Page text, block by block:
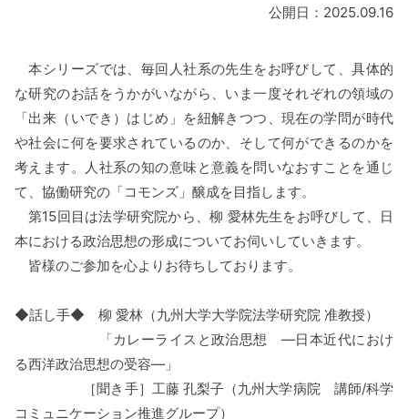
公開日：2025.09.16
本シリーズでは、毎回人社系の先生をお呼びして、具体的
な研究のお話をうかがいながら、いま一度それぞれの領域の
「出来（いでき）はじめ」を紐解きつつ、現在の学問が時代
や社会に何を要求されているのか、そして何ができるのかを
考えます。人社系の知の意味と意義を問いなおすことを通じ
て、協働研究の「コモンズ」醸成を目指します。
第15回目は法学研究院から、柳 愛林先生をお呼びして、日
本における政治思想の形成についてお伺いしていきます。
皆様のご参加を心よりお待ちしております。
◆話し手◆ 柳 愛林（九州大学大学院法学研究院 准教授）
「カレーライスと政治思想 ―日本近代におけ
る西洋政治思想の受容―」
［聞き手］工藤 孔梨子（九州大学病院 講師/科学
コミュニケーション推進グループ）